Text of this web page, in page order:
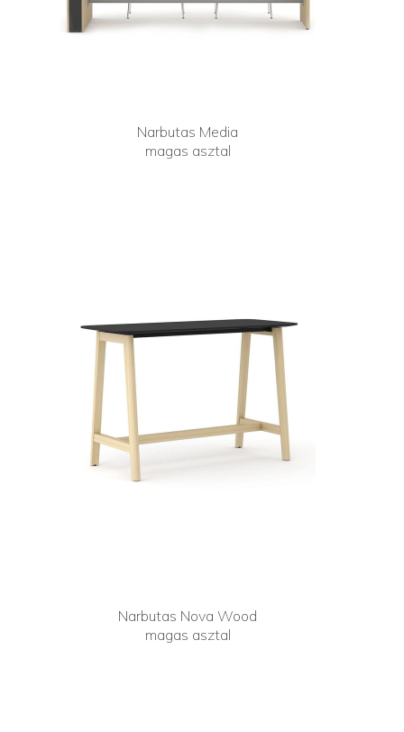
Narbutas Media
magas asztal
Narbutas Nova Wood
magas asztal